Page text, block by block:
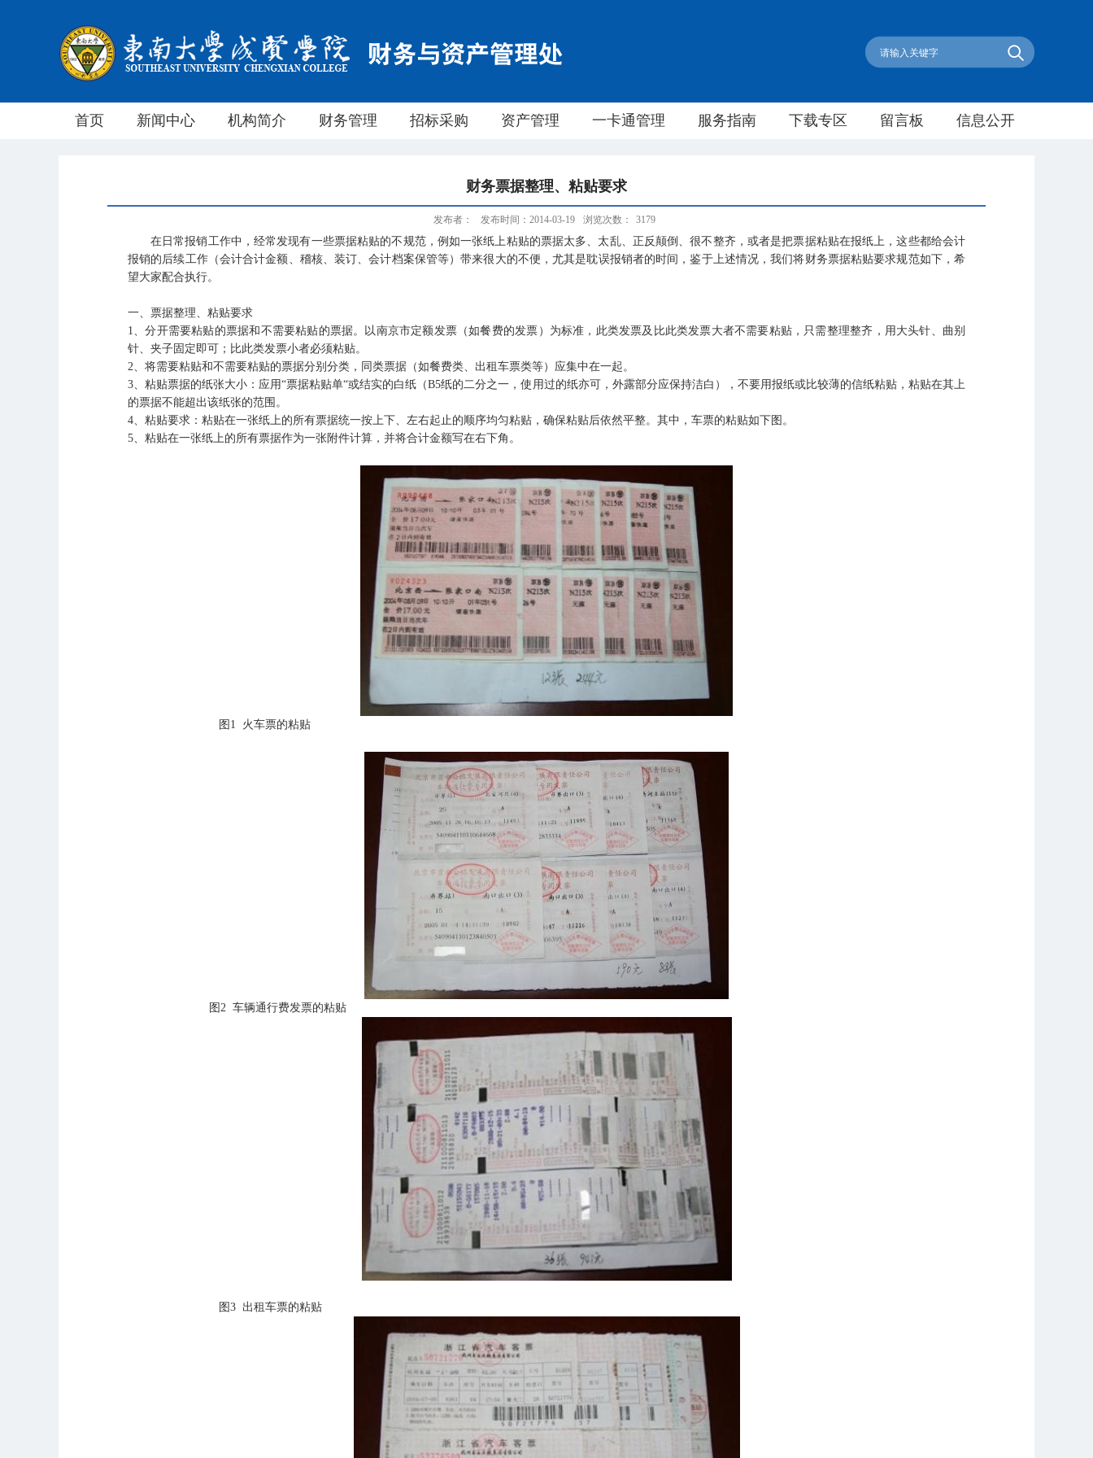
首页 新闻中心 机构简介 财务管理 招标采购 资产管理 一卡通管理 服务指南 下载专区 留言板 信息公开
财务票据整理、粘贴要求
发布者： 发布时间：2014-03-19 浏览次数： 3179
在日常报销工作中，经常发现有一些票据粘贴的不规范，例如一张纸上粘贴的票据太多、太乱、正反颠倒、很不整齐，或者是把票据粘贴在报纸上，这些都给会计
报销的后续工作（会计合计金额、稽核、装订、会计档案保管等）带来很大的不便，尤其是耽误报销者的时间，鉴于上述情况，我们将财务票据粘贴要求规范如下，希
望大家配合执行。
一、票据整理、粘贴要求
1、分开需要粘贴的票据和不需要粘贴的票据。以南京市定额发票（如餐费的发票）为标准，此类发票及比此类发票大者不需要粘贴，只需整理整齐，用大头针、曲别
针、夹子固定即可；比此类发票小者必须粘贴。
2、将需要粘贴和不需要粘贴的票据分别分类，同类票据（如餐费类、出租车票类等）应集中在一起。
3、粘贴票据的纸张大小：应用“票据粘贴单“或结实的白纸（B5纸的二分之一，使用过的纸亦可，外露部分应保持洁白），不要用报纸或比较薄的信纸粘贴，粘贴在其上
的票据不能超出该纸张的范围。
4、粘贴要求：粘贴在一张纸上的所有票据统一按上下、左右起止的顺序均匀粘贴，确保粘贴后依然平整。其中，车票的粘贴如下图。
5、粘贴在一张纸上的所有票据作为一张附件计算，并将合计金额写在右下角。
图 1 火车票的粘贴
图 2 车辆通行费发票的粘贴
图 3 出租车票的粘贴